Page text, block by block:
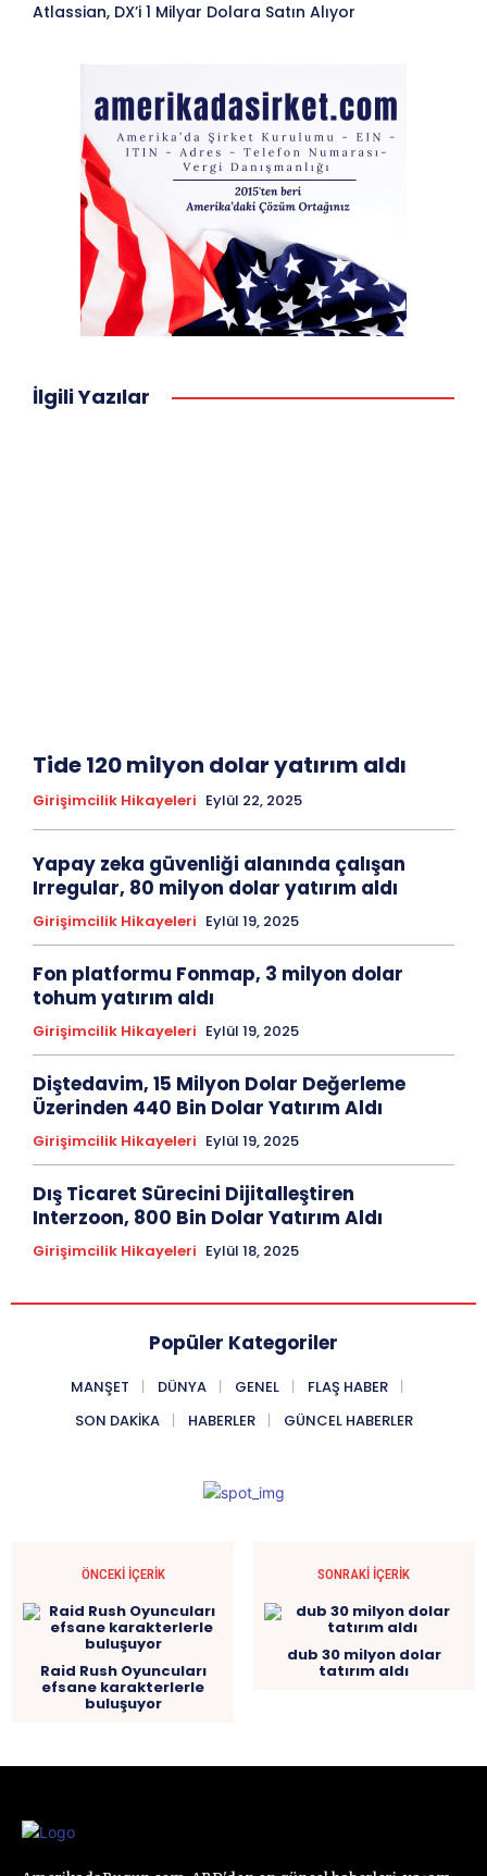
Atlassian, DX’i 1 Milyar Dolara Satın Alıyor
İlgili Yazılar
Tide 120 milyon dolar yatırım aldı
Girişimcilik Hikayeleri Eylül 22, 2025
Yapay zeka güvenliği alanında çalışan
Irregular, 80 milyon dolar yatırım aldı
Girişimcilik Hikayeleri Eylül 19, 2025
Fon platformu Fonmap, 3 milyon dolar
tohum yatırım aldı
Girişimcilik Hikayeleri Eylül 19, 2025
Diştedavim, 15 Milyon Dolar Değerleme
Üzerinden 440 Bin Dolar Yatırım Aldı
Girişimcilik Hikayeleri Eylül 19, 2025
Dış Ticaret Sürecini Dijitalleştiren
Interzoon, 800 Bin Dolar Yatırım Aldı
Girişimcilik Hikayeleri Eylül 18, 2025
Popüler Kategoriler
MANŞET DÜNYA GENEL
FLAŞ HABER
SON DAKIKA
HABERLER GÜNCEL HABERLER
ÖNCEKI İÇERIK
Raid Rush Oyuncuları
efsane karakterlerle
buluşuyor
SONRAKI İÇERIK
dub 30 milyon dolar
tatırım aldı